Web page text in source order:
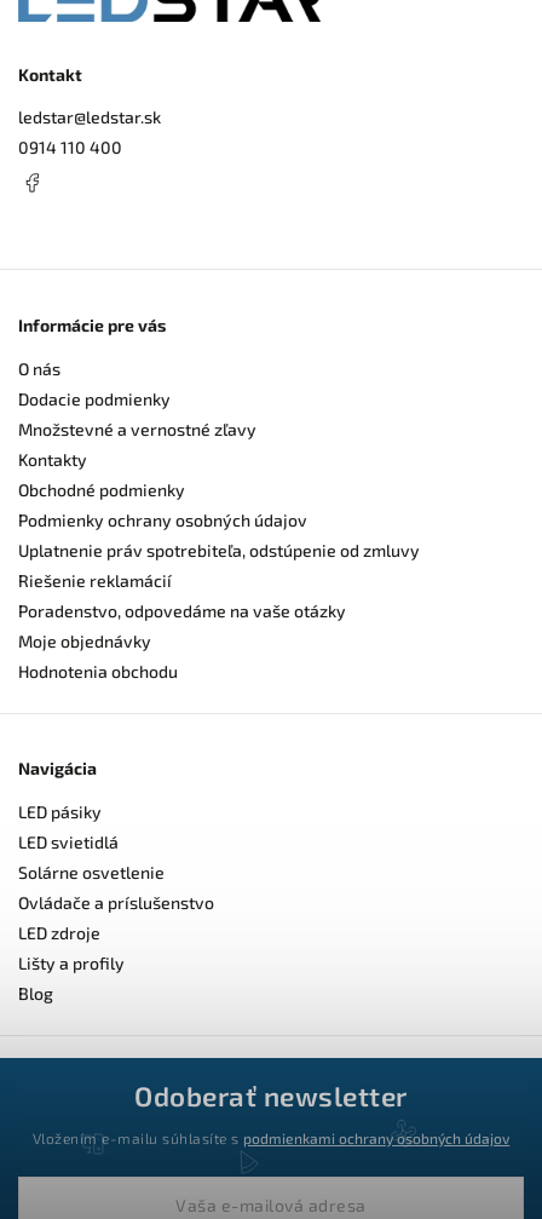
Kontakt
ledstar@ledstar.sk
0914 110 400
Informácie pre vás
O nás
Dodacie podmienky
Množstevné a vernostné zľavy
Kontakty
Obchodné podmienky
Podmienky ochrany osobných údajov
Uplatnenie práv spotrebiteľa, odstúpenie od zmluvy
Riešenie reklamácií
Poradenstvo, odpovedáme na vaše otázky
Moje objednávky
Hodnotenia obchodu
Navigácia
LED pásiky
LED svietidlá
Solárne osvetlenie
Ovládače a príslušenstvo
LED zdroje
Lišty a profily
Blog
Odoberať newsletter
Vložením e-mailu súhlasíte s podmienkami ochrany osobných údajov